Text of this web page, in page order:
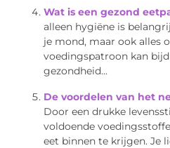
Wat is een gezond
alleen hygiëne is
je mond, maar ook alles
voedingspatroon kan
gezondheid...
De voordelen van het
Door een drukke
voldoende
eet binnen te krijgen. Je